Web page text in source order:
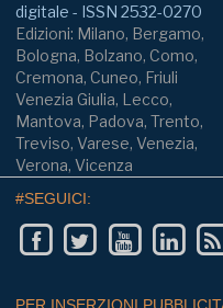
digitale - ISSN 2532-0270
Edizioni: Milano, Bergamo,
Bologna, Bolzano, Como,
Cremona, Cuneo, Friuli
Venezia Giulia, Lecco,
Mantova, Padova, Trento,
Treviso, Varese, Venezia,
Verona, Vicenza
#SEGUICI: